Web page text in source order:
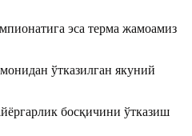
эса терма жамоамиз
ўтказилган якуний
босқичини ўтказиш